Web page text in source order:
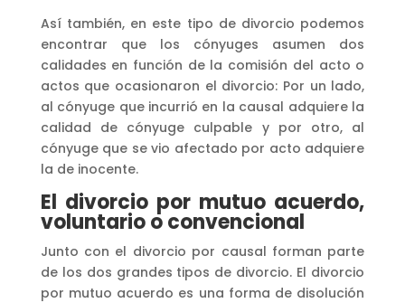
Así también, en este tipo de divorcio podemos
encontrar que los cónyuges asumen dos
calidades en función de la comisión del acto o
actos que ocasionaron el divorcio: Por un lado,
al cónyuge que incurrió en la causal adquiere la
calidad de cónyuge culpable y por otro, al
cónyuge que se vio afectado por acto adquiere
la de inocente.
El divorcio por mutuo acuerdo,
voluntario o convencional
Junto con el divorcio por causal forman parte
de los dos grandes tipos de divorcio. El divorcio
por mutuo acuerdo es una forma de disolución